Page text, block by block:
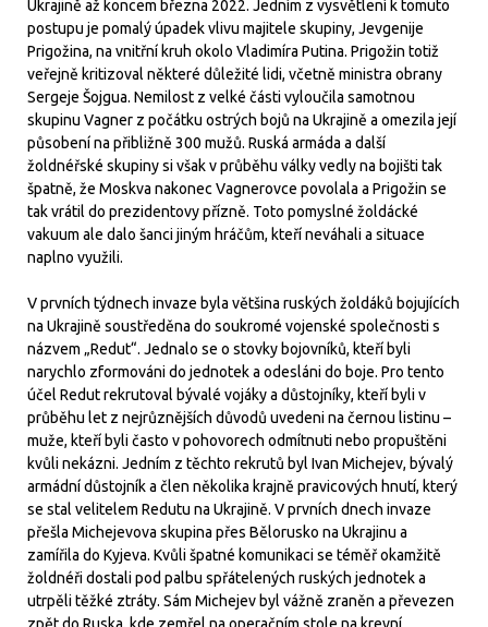
Ukrajině až koncem března 2022. Jedním z vysvětlení k tomuto
postupu je pomalý úpadek vlivu majitele skupiny, Jevgenije
Prigožina, na vnitřní kruh okolo Vladimíra Putina. Prigožin totiž
veřejně kritizoval některé důležité lidi, včetně ministra obrany
Sergeje Šojgua. Nemilost z velké části vyloučila samotnou
skupinu Vagner z počátku ostrých bojů na Ukrajině a omezila její
působení na přibližně 300 mužů. Ruská armáda a další
žoldnéřské skupiny si však v průběhu války vedly na bojišti tak
špatně, že Moskva nakonec Vagnerovce povolala a Prigožin se
tak vrátil do prezidentovy přízně. Toto pomyslné žoldácké
vakuum ale dalo šanci jiným hráčům, kteří neváhali a situace
naplno využili.
V prvních týdnech invaze byla většina ruských žoldáků bojujících
na Ukrajině soustředěna do soukromé vojenské společnosti s
názvem „Redut“. Jednalo se o stovky bojovníků, kteří byli
narychlo zformováni do jednotek a odesláni do boje. Pro tento
účel Redut rekrutoval bývalé vojáky a důstojníky, kteří byli v
průběhu let z nejrůznějších důvodů uvedeni na černou listinu –
muže, kteří byli často v pohovorech odmítnuti nebo propuštěni
kvůli nekázni. Jedním z těchto rekrutů byl Ivan Michejev, bývalý
armádní důstojník a člen několika krajně pravicových hnutí, který
se stal velitelem Redutu na Ukrajině. V prvních dnech invaze
přešla Michejevova skupina přes Bělorusko na Ukrajinu a
zamířila do Kyjeva. Kvůli špatné komunikaci se téměř okamžitě
žoldnéři dostali pod palbu spřátelených ruských jednotek a
utrpěli těžké ztráty. Sám Michejev byl vážně zraněn a převezen